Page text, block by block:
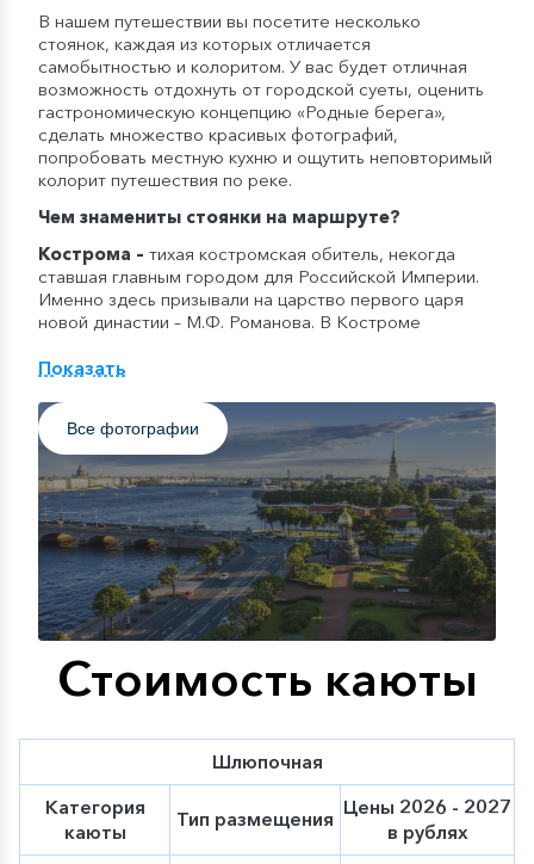
В нашем путешествии вы посетите несколько
стоянок, каждая из которых отличается
самобытностью и колоритом. У вас будет отличная
возможность отдохнуть от городской суеты, оценить
гастрономическую концепцию «Родные берега»,
сделать множество красивых фотографий,
попробовать местную кухню и ощутить неповторимый
колорит путешествия по реке.
Чем знамениты стоянки на маршруте?
Кострома – тихая костромская обитель, некогда
ставшая главным городом для Российской Империи.
Именно здесь призывали на царство первого царя
новой династии – М.Ф. Романова. В Костроме
Троицким собором, пожарная каланча –
Богоявленско-Анастасиин монастырь, основанный в
1426 год.
Свирьстрой–недалеко от поселка Свирьстрой
находится Свято-Троицкий Александра Свирского
мужской монастырь и Введено-Оятский женский
монастырь.
Показать
Все фотографии
Стоимость каюты
Шлюпочная
Категория
каюты
Тип размещения Цены 2026 - 2027
в рублях